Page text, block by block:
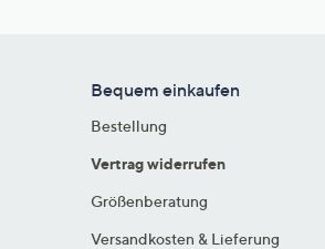
Bequem einkaufen
Bestellung
Vertrag widerrufen
Größenberatung
Versandkosten & Lieferung